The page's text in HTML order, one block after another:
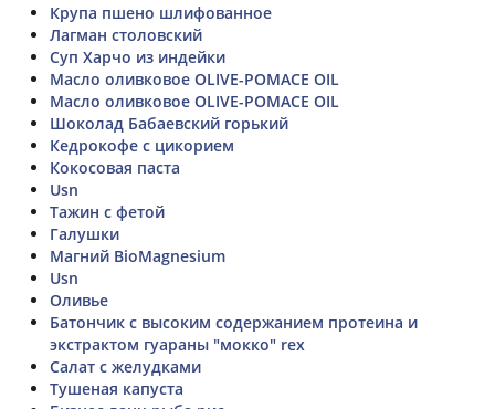
Крупа пшено шлифованное
Лагман столовский
Суп Харчо из индейки
Масло оливковое OLIVE-POMACE OIL
Масло оливковое OLIVE-POMACE OIL
Шоколад Бабаевский горький
Кедрокофе с цикорием
Кокосовая паста
Usn
Тажин с фетой
Галушки
Магний BioMagnesium
Usn
Оливье
Батончик с высоким содержанием протеина и
экстрактом гуараны "мокко" rex
Салат с желудками
Тушеная капуста